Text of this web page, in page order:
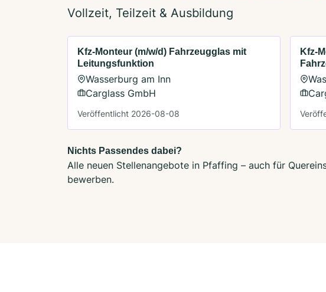
Vollzeit, Teilzeit & Ausbildung
Kfz-Monteur (m/w/d) Fahrzeugglas mit
Leitungsfunktion
Wasserburg am Inn
Carglass GmbH
Veröffentlicht 2026-08-08
Kfz-
Nichts Passendes dabei?
Alle neuen Stellenangebote in Pfaffing – auch für
bewerben.